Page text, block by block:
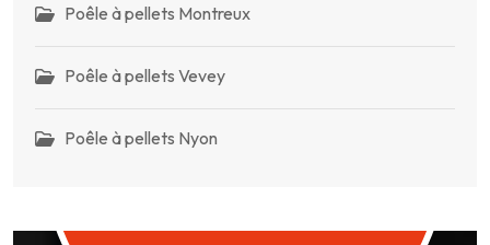
Poêle à pellets Montreux
Poêle à pellets Vevey
Poêle à pellets Nyon